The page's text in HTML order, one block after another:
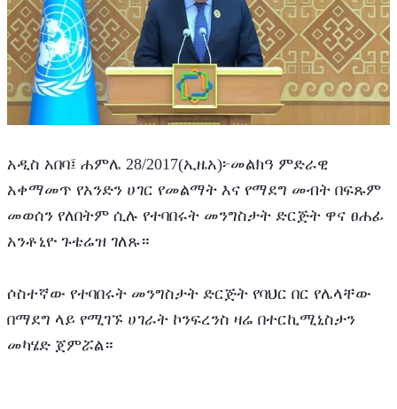
አዲስ አበባ፤ ሐምሌ 28/2017(ኢዜአ)፦መልክዓ ምድራዊ
አቀማመጥ የአንድን ሀገር የመልማት እና የማደግ መብት በፍጹም
መወሰን የለበትም ሲሉ የተባበሩት መንግስታት ድርጅት ዋና ፀሐፊ
አንቶኒዮ ጉቴሬዝ ገለጹ።
ሶስተኛው የተባበሩት መንግስታት ድርጅት የባህር በር የሌላቸው
በማደግ ላይ የሚገኙ ሀገራት ኮንፍረንስ ዛሬ በተርኪሚኒስታን
መካሄድ ጀምሯል።